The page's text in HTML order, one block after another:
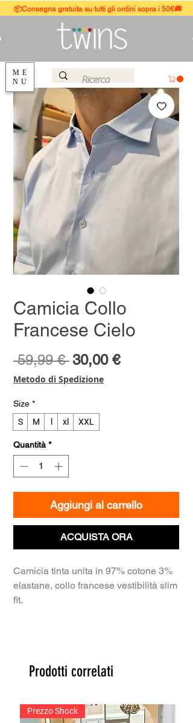
ME
NU
📦Consegna gratuita su tutti gli ordini sopra i 50€🚚
Camicia Collo
Francese Cielo
59,99 € Prezzo
regolare
30,00 €Prezzo
Metodo di Spedizione
Size *
S
M xl XXL
Quantità *
Aggiungi al carrello
ACQUISTA ORA
Camicia tinta unita in 97% cotone 3%
elastane, collo francese vestibilità slim
fit.
Prodotti correlati
Prezzo Shock